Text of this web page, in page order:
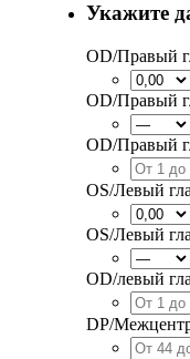
Укажите
OD/Правый
OD/Правый
OD/Правый
OS/Левый
OS/Левый
OD/левый
DP/